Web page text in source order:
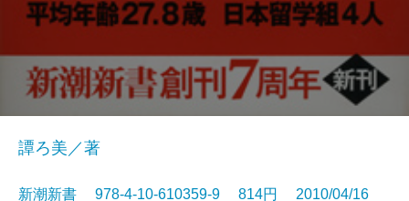
譚ろ美／著
新潮新書 978-4-10-610359-9 814円 2010/04/16